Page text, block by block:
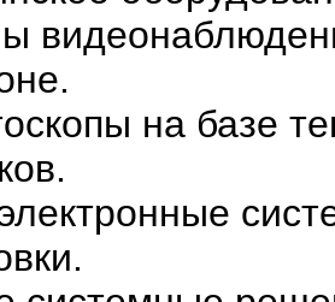
на базе